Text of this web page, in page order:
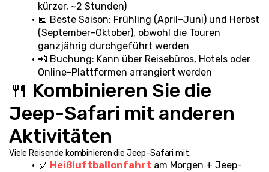
kürzer, ~2 Stunden)
📅 Beste Saison: Frühling (April–Juni) und Herbst
(September–Oktober), obwohl die Touren
ganzjährig durchgeführt werden
📲 Buchung: Kann über Reisebüros, Hotels oder
Online-Plattformen arrangiert werden
🍴 Kombinieren Sie die
Jeep-Safari mit anderen
Aktivitäten
Viele Reisende kombinieren die Jeep-Safari mit:
🎈 Heißluftballonfahrt am Morgen + Jeep-